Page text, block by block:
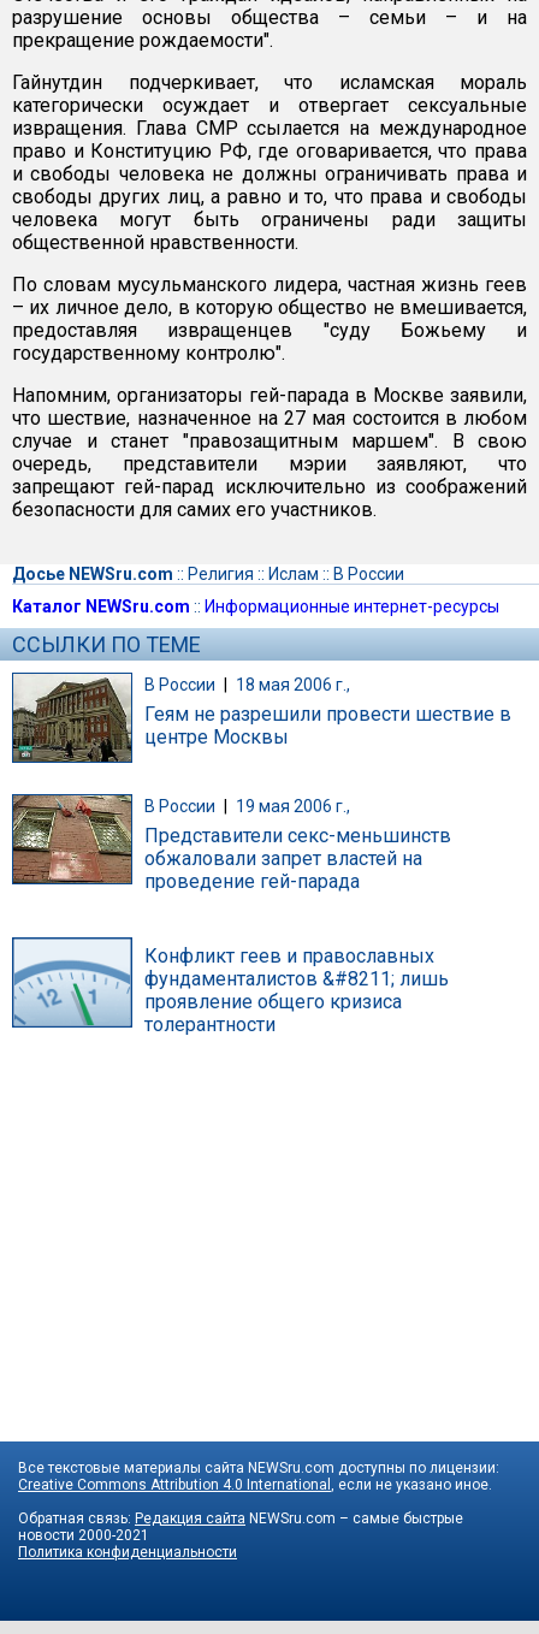
разрушение основы общества – семьи – и на
прекращение рождаемости".
Гайнутдин подчеркивает, что исламская мораль
категорически осуждает и отвергает сексуальные
извращения. Глава СМР ссылается на международное
право и Конституцию РФ, где оговаривается, что права
и свободы человека не должны ограничивать права и
свободы других лиц, а равно и то, что права и свободы
человека могут быть ограничены ради защиты
общественной нравственности.
По словам мусульманского лидера, частная жизнь геев
– их личное дело, в которую общество не вмешивается,
предоставляя извращенцев "суду Божьему и
государственному контролю".
Напомним, организаторы гей-парада в Москве заявили,
что шествие, назначенное на 27 мая состоится в любом
случае и станет "правозащитным маршем". В свою
очередь, представители мэрии заявляют, что
запрещают гей-парад исключительно из соображений
безопасности для самих его участников.
Досье NEWSru.com :: Религия :: Ислам :: В России
Каталог NEWSru.com :: Информационные интернет-ресурсы
ССЫЛКИ ПО ТЕМЕ
В России 18 мая 2006 г.,
Геям не разрешили провести шествие в
центре Москвы
В России | 19 мая 2006 г.,
Представители секс-меньшинств
обжаловали запрет властей на
проведение гей-парада
Конфликт геев и православных
фундаменталистов &#8211; лишь
проявление общего кризиса
толерантности
Все текстовые материалы сайта NEWSru.com доступны по лицензии:
Creative Commons Attribution 4.0 International , если не указано иное.
Обратная связь: Редакция сайта NEWSru.com – самые быстрые
новости 2000-2021
Политика конфиденциальности